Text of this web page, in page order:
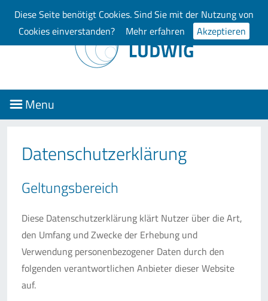
Diese Seite benötigt Cookies. Sind Sie mit der Nutzung von
Cookies einverstanden?
Mehr erfahren Akzeptieren
Menu
Datenschutzerklärung
Geltungsbereich
Diese Datenschutzerklärung klärt Nutzer über die Art,
den Umfang und Zwecke der Erhebung und
Verwendung personenbezogener Daten durch den
folgenden verantwortlichen Anbieter dieser Website
auf.